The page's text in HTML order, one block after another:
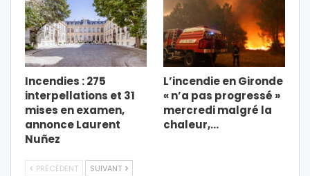
Incendies : 275
interpellations et 31
mises en examen,
annonce Laurent
Nuñez
L’incendie en Gironde
« n’a pas progressé »
mercredi malgré la
chaleur,…
PRÉCÉDENT SUIVANT